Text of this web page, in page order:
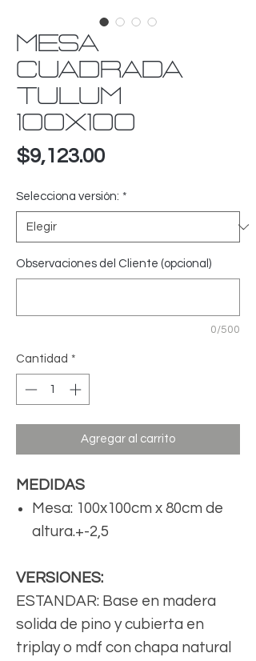
MESA
CUADRADA
TULUM
100X100
$9,123.00Precio
Selecciona versión: *
Observaciones del Cliente (opcional)
0/500
Cantidad *
Agregar al carrito
MEDIDAS
Mesa: 100x100cm x 80cm de
altura.+-2,5
VERSIONES:
ESTANDAR: Base en madera
solida de pino y cubierta en
triplay o mdf con chapa natural